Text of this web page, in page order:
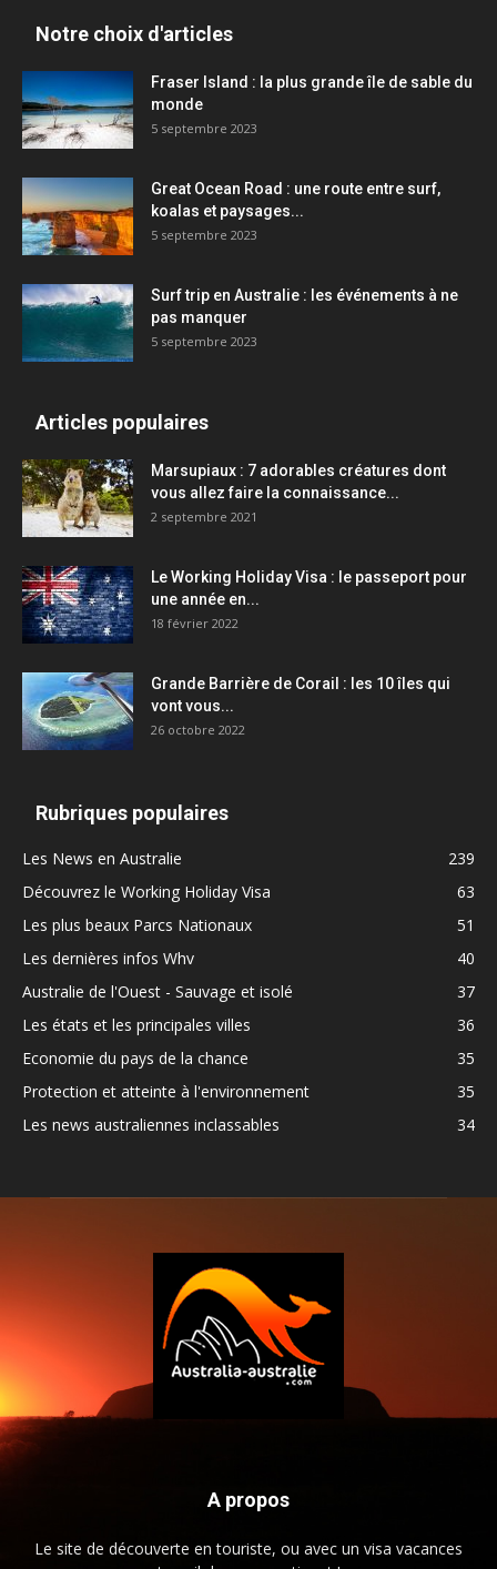
Notre choix d'articles
Fraser Island : la plus grande île de sable du
monde
5 septembre 2023
Great Ocean Road : une route entre surf,
koalas et paysages...
5 septembre 2023
Surf trip en Australie : les événements à ne
pas manquer
5 septembre 2023
Articles populaires
Marsupiaux : 7 adorables créatures dont
vous allez faire la connaissance...
2 septembre 2021
Le Working Holiday Visa : le passeport pour
une année en...
18 février 2022
Grande Barrière de Corail : les 10 îles qui
vont vous...
26 octobre 2022
Rubriques populaires
Les News en Australie
239
Découvrez le Working Holiday Visa
63
Les plus beaux Parcs Nationaux
51
Les dernières infos Whv
40
Australie de l'Ouest - Sauvage et isolé
37
Les états et les principales villes
36
Economie du pays de la chance
35
Protection et atteinte à l'environnement
35
Les news australiennes inclassables
34
A propos
Le site de découverte en touriste, ou avec un visa vacances